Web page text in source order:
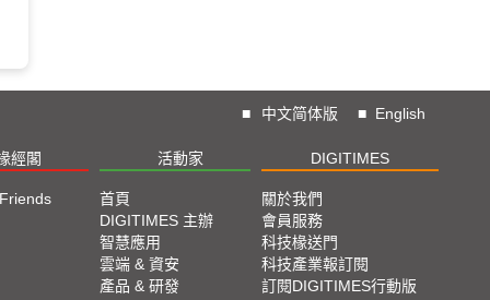
■ 中文简体版 ■ English
經閣 活動家 DIGITIMES
首頁
DIGITIMES 主辦
智慧應用
雲端 & 資安
產品 & 研發
關於我們
會員服務
科技椽送門
科技產業報訂閱
訂閱DIGITIMES行動版